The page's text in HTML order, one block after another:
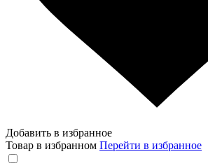
Добавить в избранное
Товар в избранном Перейти в избранное